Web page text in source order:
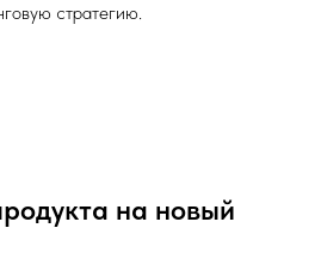
стратегию.
на новый